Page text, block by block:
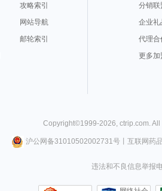
攻略索引
网站导航
邮轮索引
分销联
企业礼
代理合
更多加
Copyright©1999-2026 ctrip.com .
沪公网备31010502002731号丨 互联网药
违法和不良信息举报